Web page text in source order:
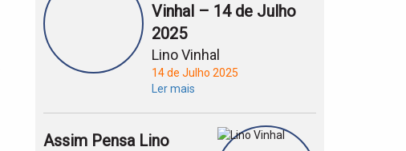
Vinhal – 14 de Julho
2025
Lino Vinhal
14 de Julho 2025
Ler mais
Assim Pensa Lino